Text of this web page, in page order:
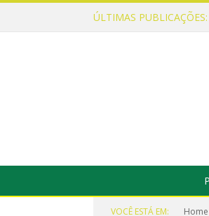
ÚLTIMAS PUBLICAÇÕES:
VOCÊ ESTÁ EM: Home